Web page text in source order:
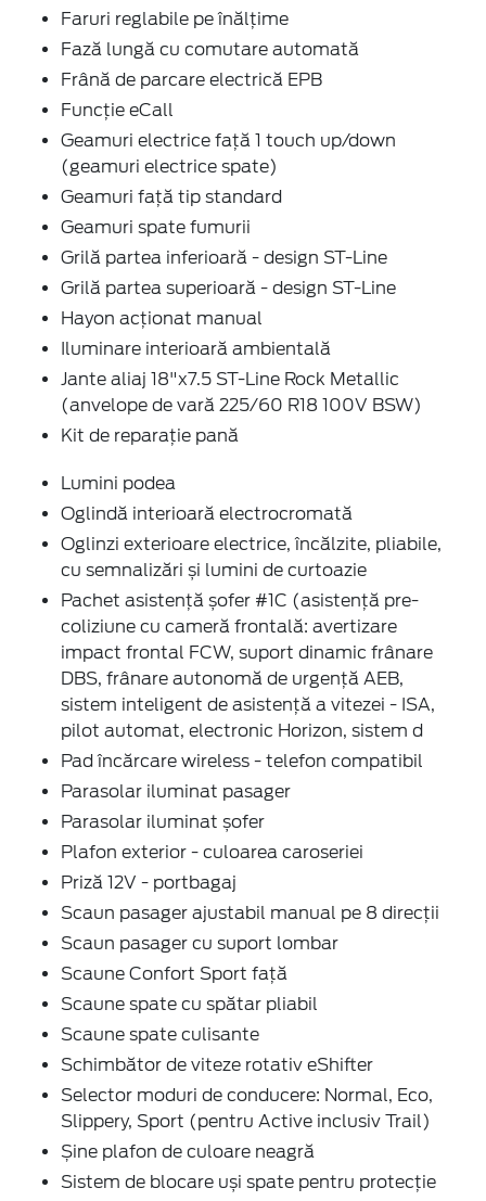
Faruri reglabile pe înălțime
Fază lungă cu comutare automată
Frână de parcare electrică EPB
Funcție eCall
Geamuri electrice față 1 touch up/down
(geamuri electrice spate)
Geamuri față tip standard
Geamuri spate fumurii
Grilă partea inferioară - design ST-Line
Grilă partea superioară - design ST-Line
Hayon acționat manual
Iluminare interioară ambientală
Jante aliaj 18"x7.5 ST-Line Rock Metallic
(anvelope de vară 225/60 R18 100V BSW)
Kit de reparație pană
Lumini podea
Oglindă interioară electrocromată
Oglinzi exterioare electrice, încălzite, pliabile,
cu semnalizări și lumini de curtoazie
Pachet asistență șofer #1C (asistență pre-
coliziune cu cameră frontală: avertizare
impact frontal FCW, suport dinamic frânare
DBS, frânare autonomă de urgență AEB,
sistem inteligent de asistență a vitezei - ISA,
pilot automat, electronic Horizon, sistem d
Pad încărcare wireless - telefon compatibil
Parasolar iluminat pasager
Parasolar iluminat șofer
Plafon exterior - culoarea caroseriei
Priză 12V - portbagaj
Scaun pasager ajustabil manual pe 8 direcții
Scaun pasager cu suport lombar
Scaune Confort Sport față
Scaune spate cu spătar pliabil
Scaune spate culisante
Schimbător de viteze rotativ eShifter
Selector moduri de conducere: Normal, Eco,
Slippery, Sport (pentru Active inclusiv Trail)
Șine plafon de culoare neagră
Sistem de blocare uși spate pentru protecție